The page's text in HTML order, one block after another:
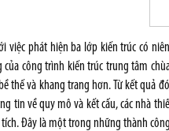
việc phát hiện ba lớp kiến trúc có
của công trình kiến trúc trung tâm
thế và khang trang hơn. Từ kết quả
tin về quy mô và kết cấu, các nhà
Đây là một trong những thành